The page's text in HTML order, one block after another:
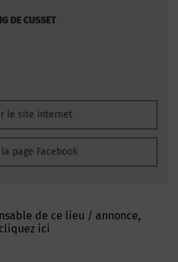
DE CUSSET
le site internet
page Facebook
de ce lieu / annonce,
cliquez ici